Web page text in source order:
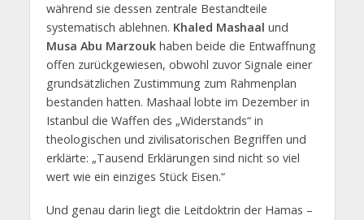
während sie dessen zentrale Bestandteile
systematisch ablehnen. Khaled Mashaal und
Musa Abu Marzoukhaben beide die Entwaffnung
offen zurückgewiesen, obwohl zuvor Signale einer
grundsätzlichen Zustimmung zum Rahmenplan
bestanden hatten. Mashaal lobte im Dezember in
Istanbul die Waffen des „Widerstands“ in
theologischen und zivilisatorischen Begriffen und
erklärte: „Tausend Erklärungen sind nicht so viel
wert wie ein einziges Stück Eisen.“
Und genau darin liegt die Leitdoktrin der Hamas –